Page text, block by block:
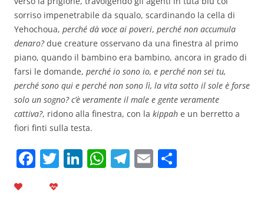
sorriso impenetrabile da squalo, scardinando la cella di
Yehochoua, perché dà voce ai poveri, perché non accumula
denaro?due creature osservano da una finestra al primo
piano, quando il bambino era bambino, ancora in grado di
farsi le domande, perché io sono io, e perché non sei tu,
perché sono qui e perché non sono lì, la vita sotto il sole è forse
solo un sogno? c’è veramente il male e gente veramente
cattiva?, ridono alla finestra, con la kippah e un berretto a
fiori finti sulla testa.
F T Li W T E